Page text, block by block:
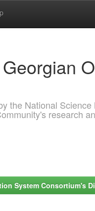
the National
research
System Consortium's